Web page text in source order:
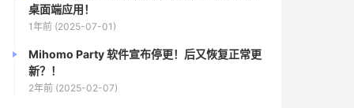
桌面端应用！
1年前 (2025-07-01)
Mihomo Party 软件宣布停更！后又恢复正常更
新？！
2年前 (2025-02-07)